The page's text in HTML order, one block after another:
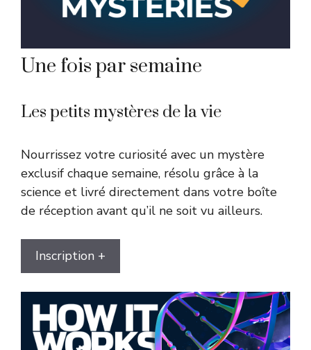
Une fois par semaine
Les petits mystères de la vie
Nourrissez votre curiosité avec un mystère
exclusif chaque semaine, résolu grâce à la
science et livré directement dans votre boîte
de réception avant qu’il ne soit vu ailleurs.
Inscription +